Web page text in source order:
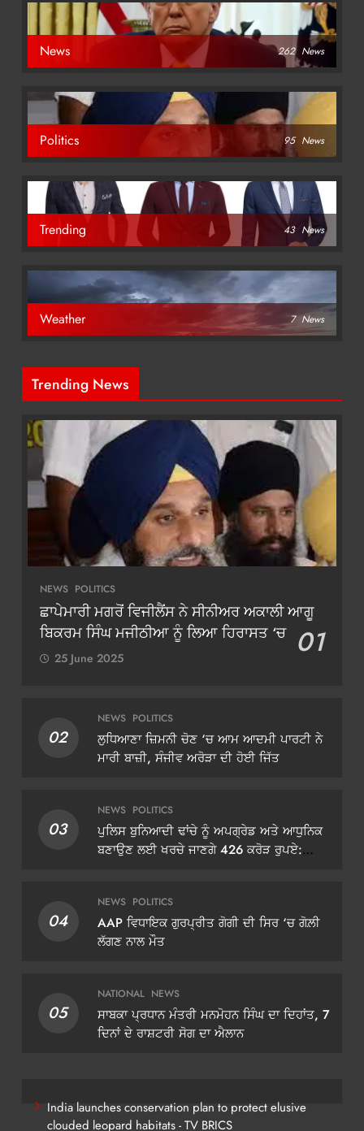
News 262 News
Politics 95 News
Trending 43 News
Weather 7 News
Trending News
NEWS POLITICS
ਛਾਪੇਮਾਰੀ ਮਗਰੋਂ ਵਿਜੀਲੈਂਸ ਨੇ ਸੀਨੀਅਰ ਅਕਾਲੀ ਆਗੂ
ਬਿਕਰਮ ਸਿੰਘ ਮਜੀਠੀਆ ਨੂੰ ਲਿਆ ਹਿਰਾਸਤ ‘ਚ 01
25 June 2025
02
NEWS POLITICS
ਲੁਧਿਆਣਾ ਜ਼ਿਮਨੀ ਚੋਣ ‘ਚ ਆਮ ਆਦਮੀ ਪਾਰਟੀ ਨੇ
ਮਾਰੀ ਬਾਜ਼ੀ, ਸੰਜੀਵ ਅਰੋੜਾ ਦੀ ਹੋਈ ਜਿੱਤ
03
NEWS POLITICS
ਪੁਲਿਸ ਬੁਨਿਆਦੀ ਢਾਂਚੇ ਨੂੰ ਅਪਗ੍ਰੇਡ ਅਤੇ ਆਧੁਨਿਕ
ਬਣਾਉਣ ਲਈ ਖਰਚੇ ਜਾਣਗੇ 426 ਕਰੋੜ ਰੁਪਏ:
04
NEWS POLITICS
AAP ਵਿਧਾਇਕ ਗੁਰਪ੍ਰੀਤ ਗੋਗੀ ਦੀ ਸਿਰ ‘ਚ ਗੋਲ਼ੀ
ਲੱਗਣ ਨਾਲ ਮੌਤ
05
NATIONAL NEWS
ਸਾਬਕਾ ਪ੍ਰਧਾਨ ਮੰਤਰੀ ਮਨਮੋਹਨ ਸਿੰਘ ਦਾ ਦਿਹਾਂਤ, 7
ਦਿਨਾਂ ਦੇ ਰਾਸ਼ਟਰੀ ਸੋਗ ਦਾ ਐਲਾਨ
India launches conservation plan to protect elusive
clouded leopard habitats - TV BRICS